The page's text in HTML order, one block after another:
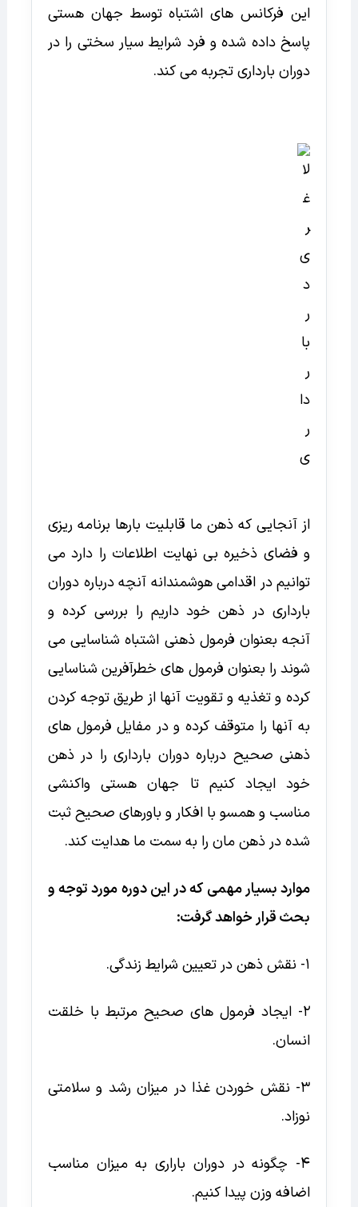
این فرکانس های اشتباه توسط جهان هستی
پاسخ داده شده و فرد شرایط سیار سختی را در
دوران بارداری تجربه می کند.
از آنجایی که ذهن ما قابلیت بارها برنامه ریزی
و فضای ذخیره بی نهایت اطلاعات را دارد می
توانیم در اقدامی هوشمندانه آنچه درباره دوران
بارداری در ذهن خود داریم را بررسی کرده و
آنجه بعنوان فرمول ذهنی اشتباه شناسایی می
شوند را بعنوان فرمول های خطرآفرین شناسایی
کرده و تغذیه و تقویت آنها از طریق توجه کردن
به آنها را متوقف کرده و در مفایل فرمول های
ذهنی صحیح درباره دوران بارداری را در ذهن
خود ایجاد کنیم تا جهان هستی واکنشی
مناسب و همسو با افکار و باورهای صحیح ثبت
شده در ذهن مان را به سمت ما هدایت کند.
موارد بسیار مهمی که در این دوره مورد توجه و
بحث قرار خواهد گرفت:
1- نقش ذهن در تعیین شرایط زندگی.
2- ایجاد فرمول های صحیح مرتبط با خلقت
انسان.
3- نقش خوردن غذا در میزان رشد و سلامتی
نوزاد.
4- چگونه در دوران باراری به میزان مناسب
اضافه وزن پیدا کنیم.